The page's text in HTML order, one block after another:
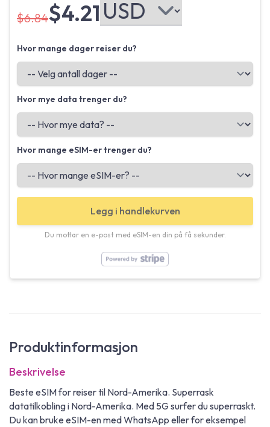
$6.84$4.21
Hvor mange dager reiser du?
Hvor mye data trenger du?
Hvor mange eSIM-er trenger du?
Legg i handlekurven
Du mottar en e-post med eSIM-en din på få sekunder.
Produktinformasjon
Beskrivelse
Beste eSIM for reiser til Nord-Amerika. Superrask
datatilkobling i Nord-Amerika. Med 5G surfer du superraskt.
Du kan bruke eSIM-en med WhatsApp eller for eksempel